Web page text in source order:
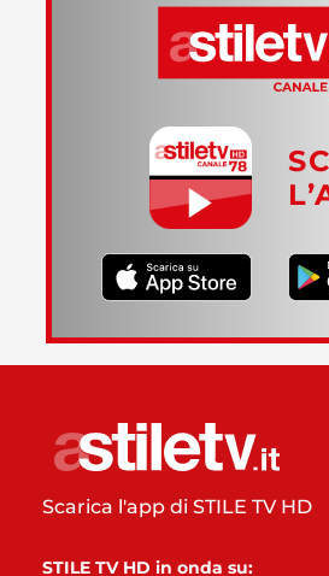
Scarica l'app di STILE TV HD
STILE TV HD in onda su: